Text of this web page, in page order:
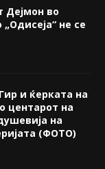
Дејмон во
не се
и ќерката на
центарот на
на
(ФОТО)